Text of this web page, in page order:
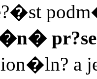
a